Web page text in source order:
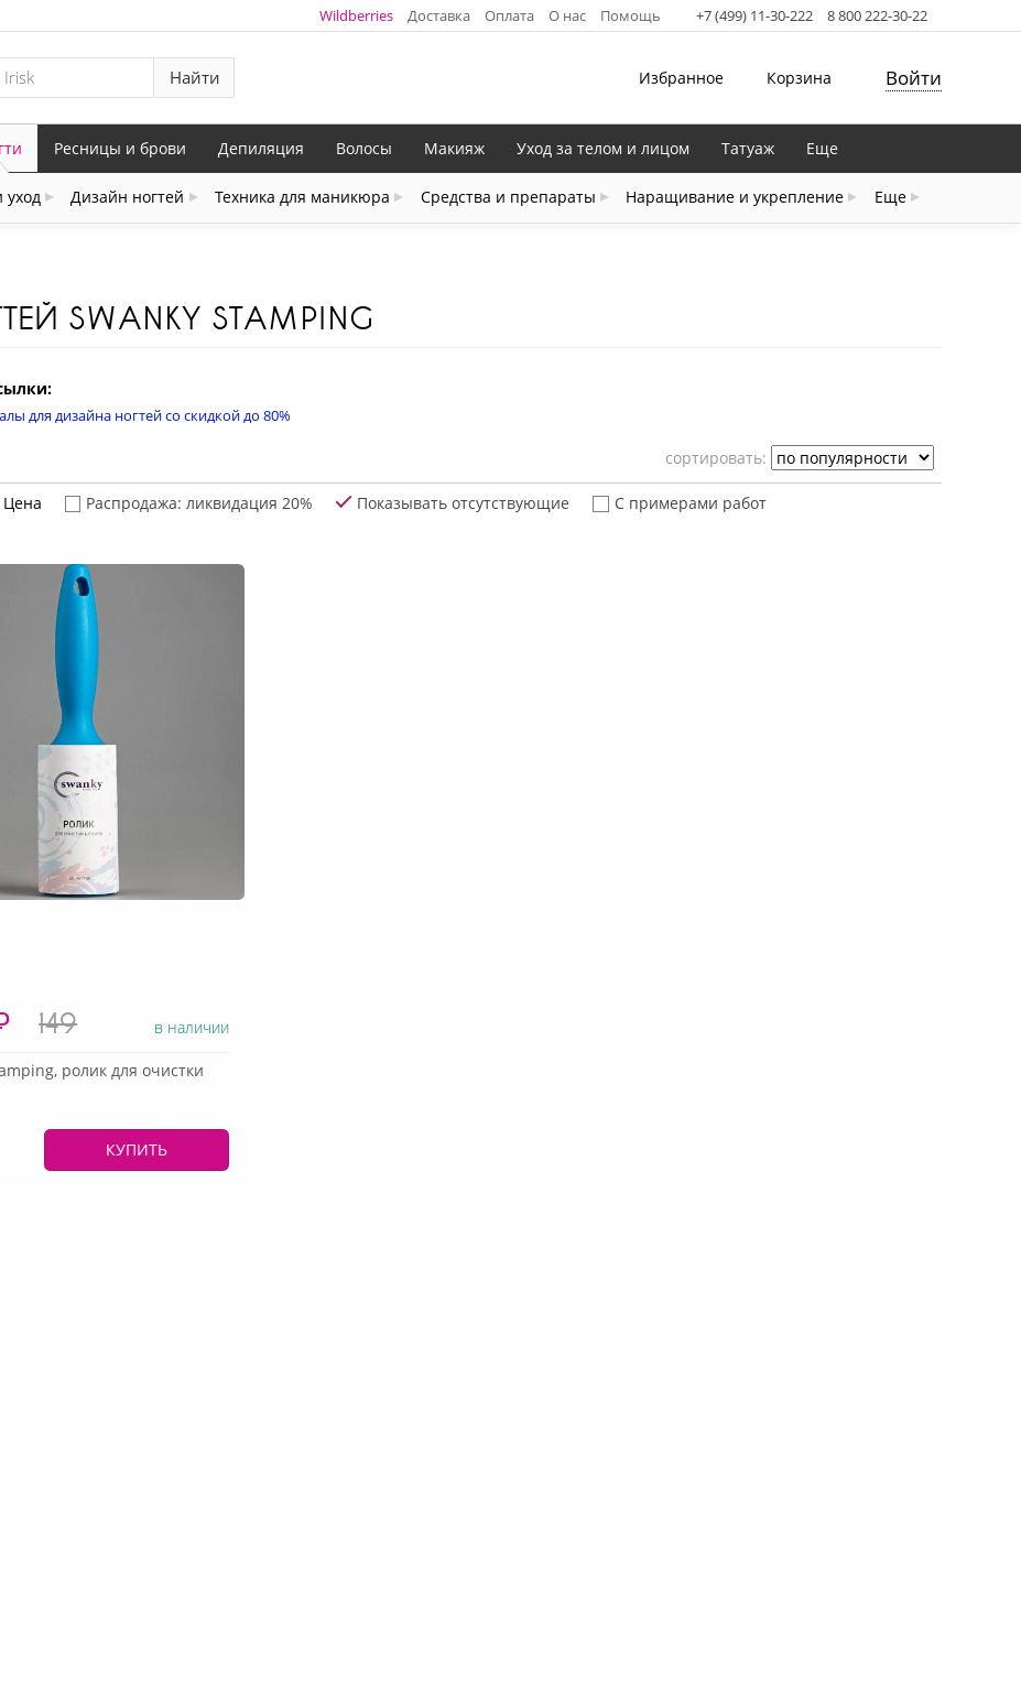
Wildberries Доставка Оплата О нас Помощь +7 (499) 11-30-222 8 800 222-30-22
Найти Избранное Корзина Войти
уход Дизайн ногтей Техника для маникюра Средства и препараты Наращивание и укрепление Еще
Ресницы и брови Депиляция Волосы Макияж Уход за телом и лицом Татуаж Еще
SWANKY STAMPING
для дизайна ногтей со скидкой до 80%
cортировать:
Цена Распродажа: ликвидация 20% Показывать отсутствующие С примерами работ
149 в наличии
ролик для очистки
КУПИТЬ